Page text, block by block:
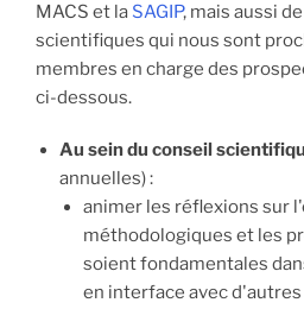
MACS et la SAGIP, mais aussi
scientifiques qui nous sont
membres en charge des
ci-dessous.
Au sein du conseil
annuelles) :
animer les réflexions sur
méthodologiques et les
soient fondamentales
en interface avec